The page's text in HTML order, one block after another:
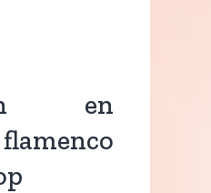
en